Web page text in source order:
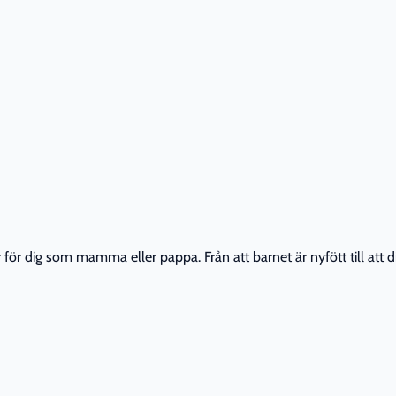
dig som mamma eller pappa. Från att barnet är nyfött till att